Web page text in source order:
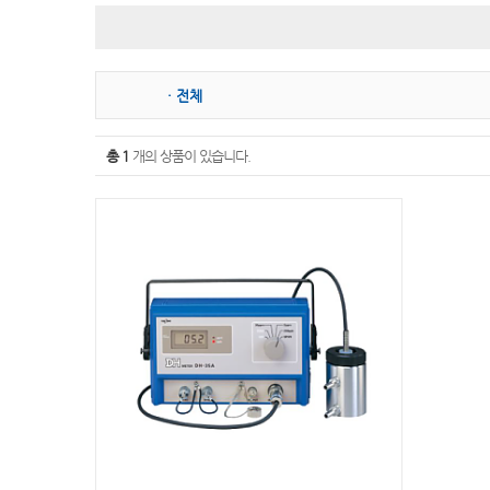
굴절계
· 전체
총 1 개의 상품이 있습니다.